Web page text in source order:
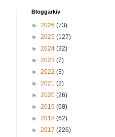
Bloggarkiv
► 2026 (73)
► 2025 (127)
► 2024 (32)
► 2023 (7)
► 2022 (3)
► 2021 (2)
► 2020 (26)
► 2019 (68)
► 2018 (62)
► 2017 (226)